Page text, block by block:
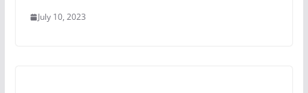
July 10, 2023